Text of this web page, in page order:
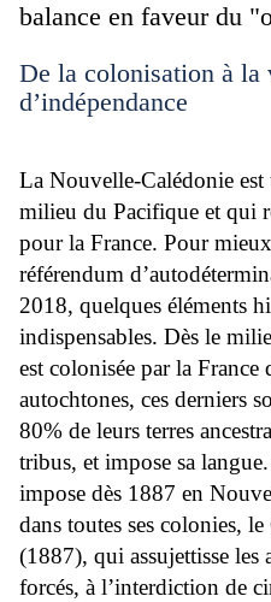
balance en faveur du
De la colonisation à la
d’indépendance
La Nouvelle-Calédonie est
milieu du Pacifique et qui
pour la France. Pour
référendum
2018, quelques éléments
indispensables. Dès le
est colonisée par la France
autochtones, ces derniers
80% de leurs terres
tribus, et impose sa
impose dès 1887 en
dans toutes ses colonies,
(1887), qui assujettisse les
forcés, à l’interdiction de